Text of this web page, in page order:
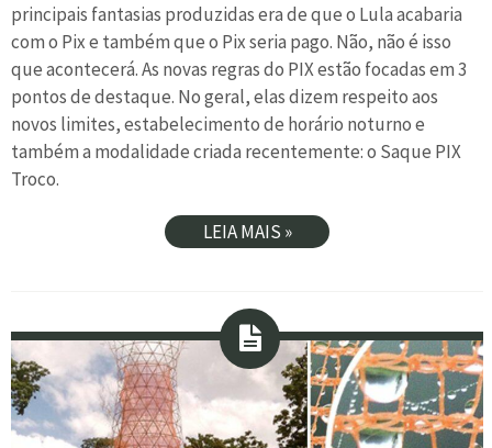
principais fantasias produzidas era de que o Lula acabaria
com o Pix e também que o Pix seria pago. Não, não é isso
que acontecerá. As novas regras do PIX estão focadas em 3
pontos de destaque. No geral, elas dizem respeito aos
novos limites, estabelecimento de horário noturno e
também a modalidade criada recentemente: o Saque PIX
Troco.
LEIA MAIS »